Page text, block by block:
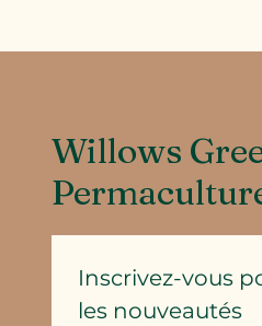
Willows
Inscrivez-vous
les nouveautés